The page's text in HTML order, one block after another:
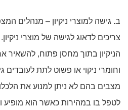
ב. גישה למוצרי ניקיון – מנהלים
צריכים לדאוג לגישה של מוצרי
הניקיון בתוך מחסן פתוח, להשאיר
וחומרי ניקוי או פשוט לתת לעובדים
מצבים בהם לא ניתן למנוע את
לטפל בו במהירות כאשר הוא מופיע